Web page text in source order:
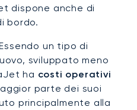
dispone anche di
bordo.
un tipo di
sviluppato meno
ha costi operativi
parte dei suoi
principalmente alla